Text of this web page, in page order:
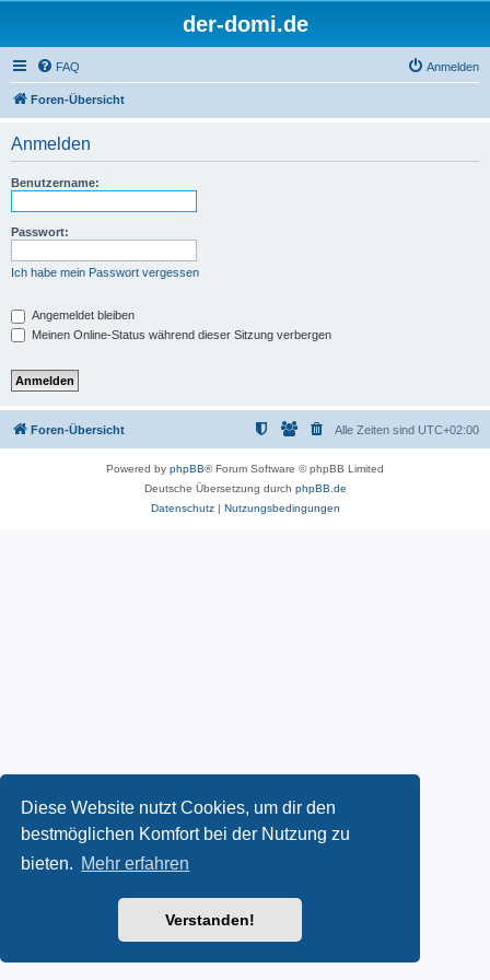
Diese Website nutzt Cookies, um dir den
bestmöglichen Komfort bei der Nutzung zu
bieten. Mehr erfahren
Verstanden!
der-domi.de
FAQ Anmelden
Foren-Übersicht
Anmelden
Benutzername:
Passwort:
Ich habe mein Passwort vergessen
Angemeldet bleiben
Meinen Online-Status während dieser Sitzung verbergen
Foren-Übersicht Alle Zeiten sind UTC+02:00
Powered by phpBB® Forum Software © phpBB Limited
Deutsche Übersetzung durch phpBB.de
Datenschutz| Nutzungsbedingungen